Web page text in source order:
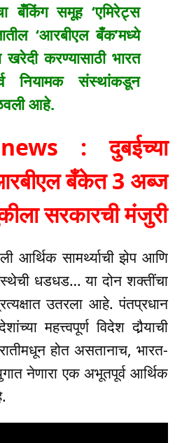
बँकिंग समूह ‘एमिरेट्स
‘आरबीएल बँक’मध्ये
खरेदी करण्यासाठी भारत
नियामक संस्थांकडून
आहे.
: दुबईच्या
बँकेत 3 अब्ज
सरकारची मंजुरी
आर्थिक सामर्थ्याची झेप आणि
धडधड… या दोन शक्तींचा
उतरला आहे. पंतप्रधान
महत्त्वपूर्ण विदेश दौर्‍याची
होत असतानाच, भारत-
नेणारा एक अभूतपूर्व आर्थिक